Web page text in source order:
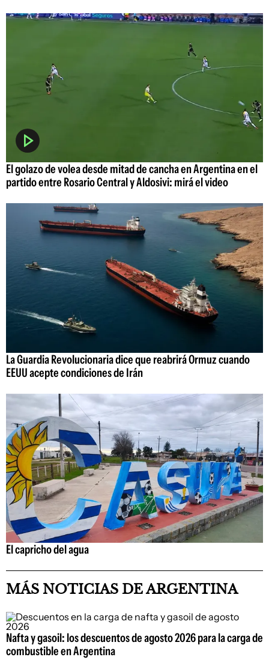
El golazo de volea desde mitad de cancha en Argentina en el
partido entre Rosario Central y Aldosivi: mirá el video
La Guardia Revolucionaria dice que reabrirá Ormuz cuando
EEUU acepte condiciones de Irán
El capricho del agua
MÁS NOTICIAS DE ARGENTINA
Nafta y gasoil: los descuentos de agosto 2026 para la carga de
combustible en Argentina